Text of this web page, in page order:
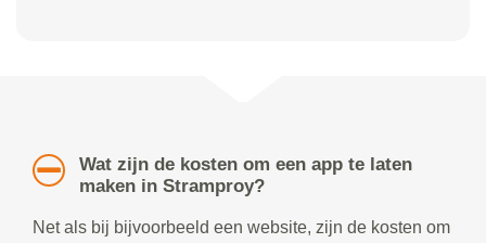
Wat zijn de kosten om een app te laten
maken in Stramproy?
Net als bij bijvoorbeeld een website, zijn de kosten om